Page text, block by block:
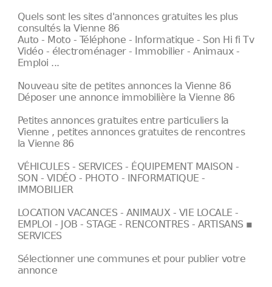
Quels sont les sites d'annonces gratuites les plus
consultés la Vienne 86
Auto - Moto - Téléphone - Informatique - Son Hi fi Tv
Vidéo - électroménager - Immobilier - Animaux -
Emploi ...
Nouveau site de petites annonces la Vienne 86
Déposer une annonce immobilière la Vienne 86
Petites annonces gratuites entre particuliers la
Vienne , petites annonces gratuites de rencontres
la Vienne 86
VÉHICULES - SERVICES - ÉQUIPEMENT MAISON -
SON - VIDÉO - PHOTO - INFORMATIQUE -
IMMOBILIER
LOCATION VACANCES - ANIMAUX - VIE LOCALE -
EMPLOI - JOB - STAGE - RENCONTRES - ARTISANS ▪
SERVICES
Sélectionner une communes et pour publier votre
annonce